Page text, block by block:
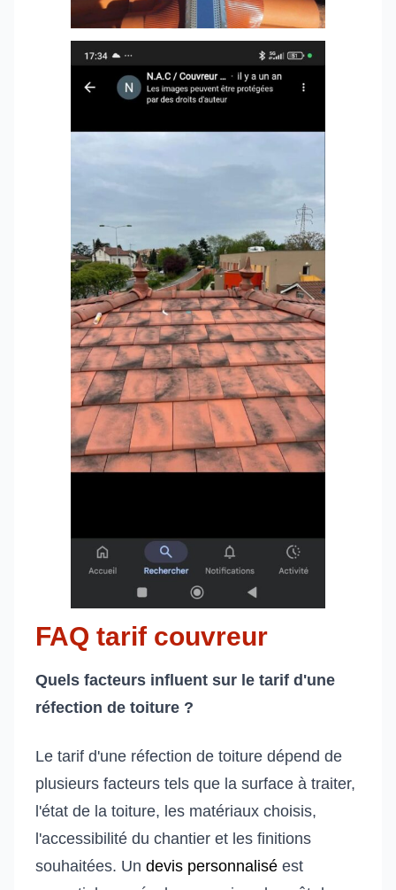
FAQ tarif couvreur
Quels facteurs influent sur le tarif d'une
réfection de toiture ?
Le tarif d'une réfection de toiture dépend de
plusieurs facteurs tels que la surface à traiter,
l'état de la toiture, les matériaux choisis,
l'accessibilité du chantier et les finitions
souhaitées. Un devis personnalisé est